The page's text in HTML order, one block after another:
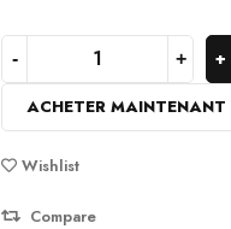
notations
ACHETER MAINTENANT
Wishlist
Compare